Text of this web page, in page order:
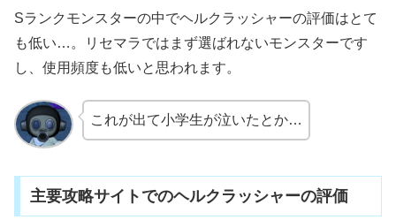
Sランクモンスターの中でヘルクラッシャーの評価はとて
も低い…。リセマラではまず選ばれないモンスターです
し、使用頻度も低いと思われます。
これが出て小学生が泣いたとか…
主要攻略サイトでのヘルクラッシャーの評価